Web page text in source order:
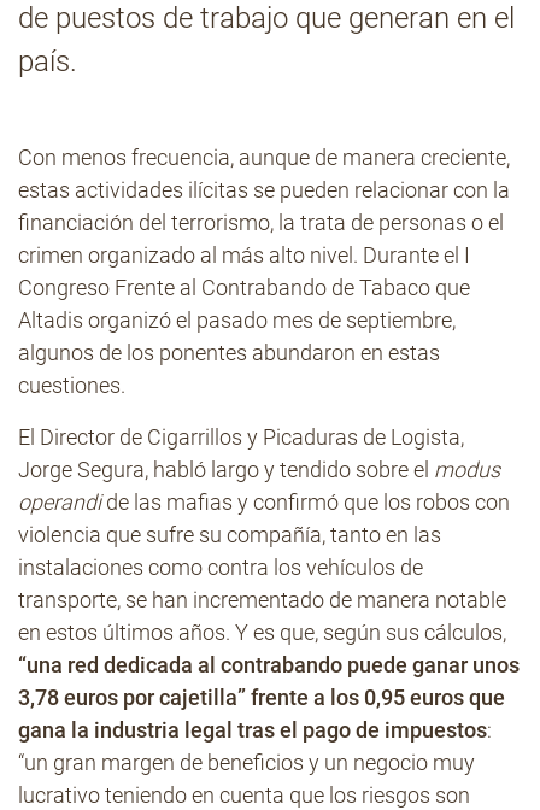
de puestos de trabajo que generan en el
país.
Con menos frecuencia, aunque de manera creciente,
estas actividades ilícitas se pueden relacionar con la
financiación del terrorismo, la trata de personas o el
crimen organizado al más alto nivel. Durante el I
Congreso Frente al Contrabando de Tabaco que
Altadis organizó el pasado mes de septiembre,
algunos de los ponentes abundaron en estas
cuestiones.
El Director de Cigarrillos y Picaduras de Logista,
Jorge Segura, habló largo y tendido sobre el modus
operandide las mafias y confirmó que los robos con
violencia que sufre su compañía, tanto en las
instalaciones como contra los vehículos de
transporte, se han incrementado de manera notable
en estos últimos años. Y es que, según sus cálculos,
“una red dedicada al contrabando puede ganar unos
3,78 euros por cajetilla” frente a los 0,95 euros que
gana la industria legal tras el pago de impuestos:
“un gran margen de beneficios y un negocio muy
lucrativo teniendo en cuenta que los riesgos son